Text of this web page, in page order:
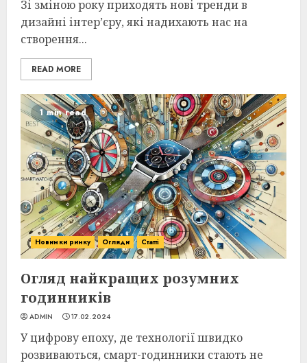
Зі зміною року приходять нові тренди в
дизайні інтер’єру, які надихають нас на
створення...
READ MORE
1 min read
Новинки ринку Огляди Статті
Огляд найкращих розумних
годинників
ADMIN 17.02.2024
У цифрову епоху, де технології швидко
розвиваються, смарт-годинники стають не